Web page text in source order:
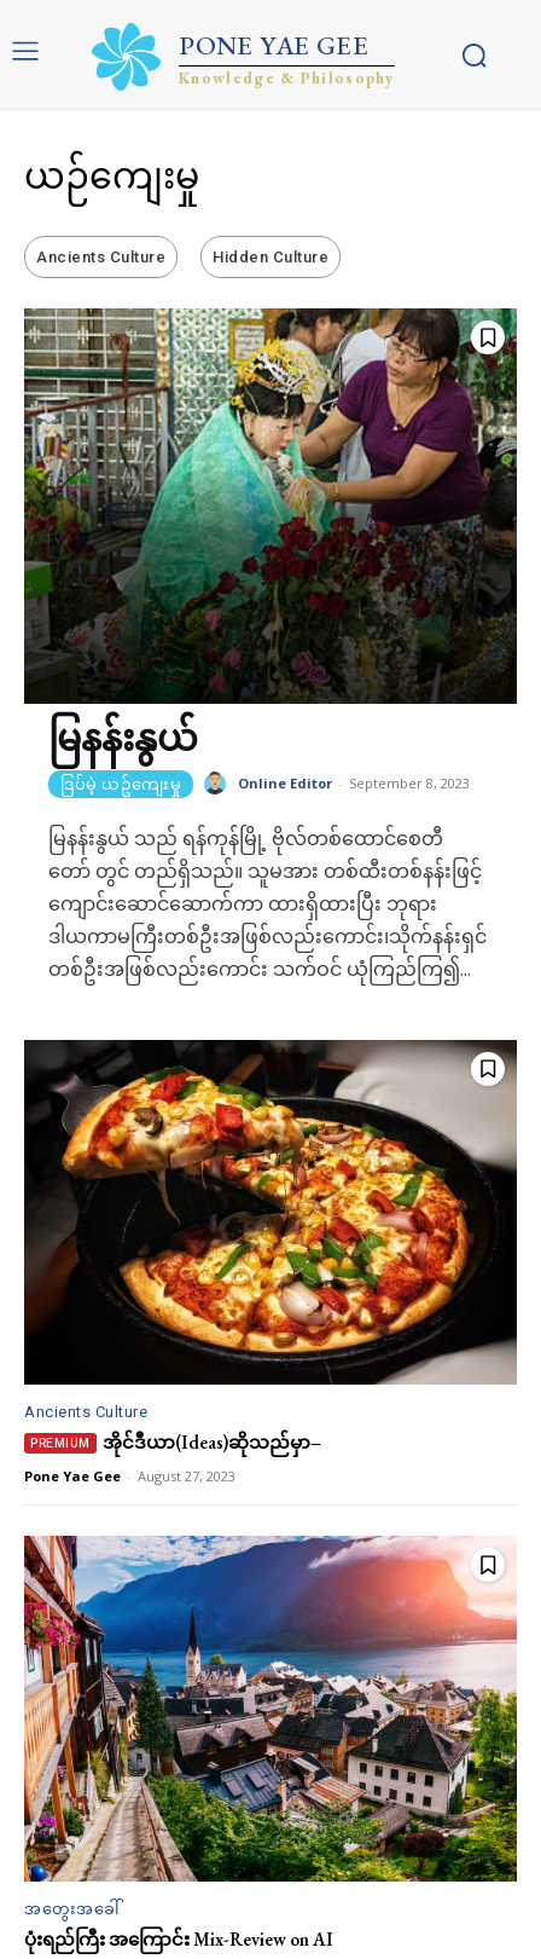
PONE YAE GEE
Knowledge & Philosophy
ယဉ်ကျေးမှု
Ancients Culture Hidden Culture
မြနန်းနွယ်
ဒြပ်မဲ့ ယဥ်ကျေးမှု Online Editor - September 8, 2023
မြနန်းနွယ် သည် ရန်ကုန်မြို့ ဗိုလ်တစ်ထောင်စေတီ
တော် တွင် တည်ရှိသည်။ သူမအား တစ်ထီးတစ်နန်းဖြင့်
ကျောင်းဆောင်ဆောက်ကာ ထားရှိထားပြီး ဘုရား
ဒါယကာမကြီးတစ်ဦးအဖြစ်လည်းကောင်း၊သိုက်နန်းရှင်
တစ်ဦးအဖြစ်လည်းကောင်း သက်ဝင် ယုံကြည်ကြ၍...
Ancients Culture
အိုင်ဒီယာ(Ideas)ဆိုသည်မှာ−
Pone Yae Gee - August 27, 2023
အတွေးအခေါ်
ပုံးရည်ကြီး အကြောင်း Mix-Review on AI